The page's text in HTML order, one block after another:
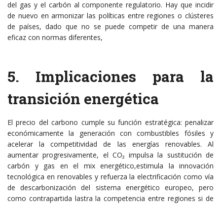
del gas y el carbón al componente regulatorio. Hay que incidir
de nuevo en armonizar las políticas entre regiones o clústeres
de países, dado que no se puede competir de una manera
eficaz con normas diferentes,
5. Implicaciones para la
transición energética
El precio del carbono cumple su función estratégica: penalizar
económicamente la generación con combustibles fósiles y
acelerar la competitividad de las energías renovables. Al
aumentar progresivamente, el CO₂ impulsa la sustitución de
carbón y gas en el mix energético,estimula la innovación
tecnológica en renovables y refuerza la electrificación como vía
de descarbonización del sistema energético europeo, pero
como contrapartida lastra la competencia entre regiones si de